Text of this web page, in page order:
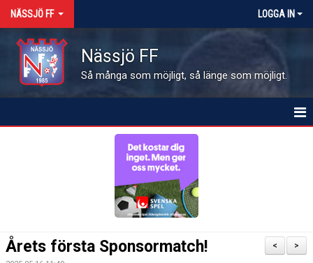
NÄSSJÖ FF LOGGA IN
Nässjö FF
Så många som möjligt, så länge som möjligt.
>
<
Årets första Sponsormatch!